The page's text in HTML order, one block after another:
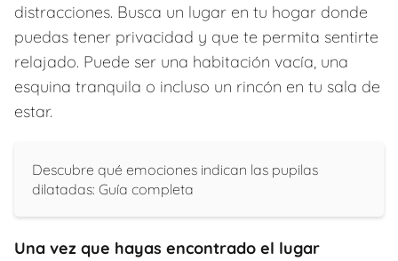
distracciones. Busca un lugar en tu hogar donde
puedas tener privacidad y que te permita sentirte
relajado. Puede ser una habitación vacía, una
esquina tranquila o incluso un rincón en tu sala de
estar.
Descubre qué emociones indican las pupilas
dilatadas: Guía completa
Una vez que hayas encontrado el lugar